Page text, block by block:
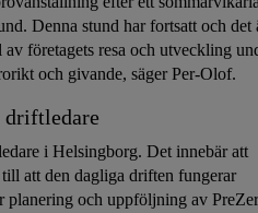
Denna stund har fortsatt och det
företagets resa och utveckling
och givande, säger Per-Olof.
driftledare
i Helsingborg. Det innebär att
att den dagliga driften fungerar
planering och uppföljning av